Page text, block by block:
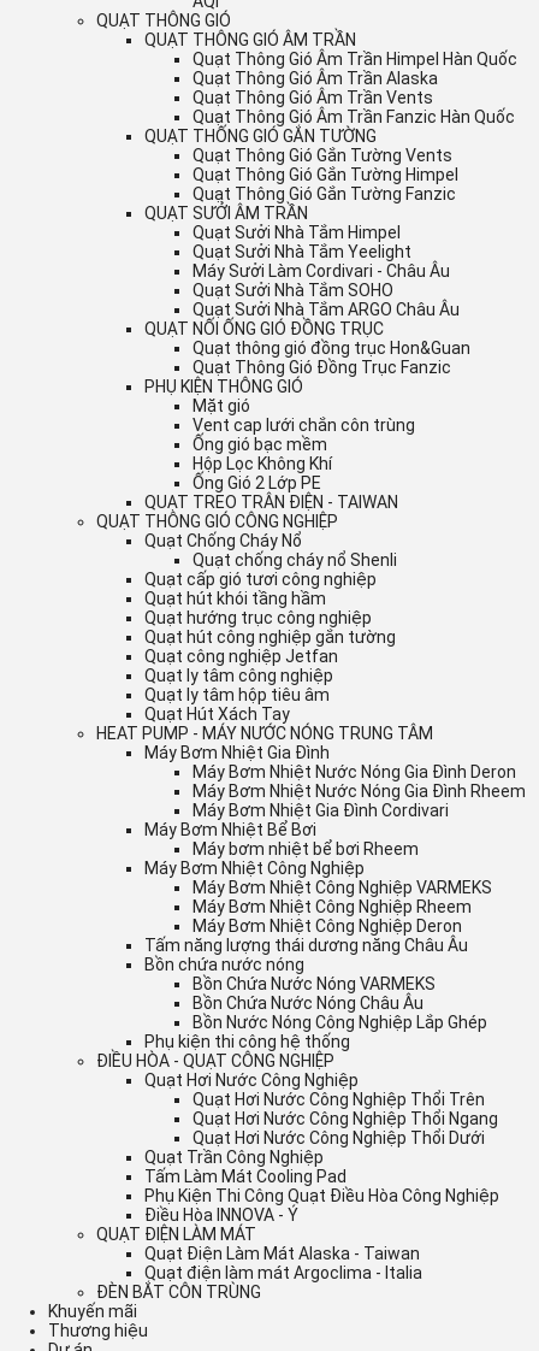
QUẠT THÔNG GIÓ
QUẠT THÔNG GIÓ ÂM TRẦN
Quạt Thông Gió Âm Trần Himpel Hàn Quốc
Quạt Thông Gió Âm Trần Alaska
Quạt Thông Gió Âm Trần Vents
Quạt Thông Gió Âm Trần Fanzic Hàn Quốc
QUẠT THỐNG GIÓ GẮN TƯỜNG
Quạt Thông Gió Gắn Tường Vents
Quạt Thông Gió Gắn Tường Himpel
Quạt Thông Gió Gắn Tường Fanzic
QUẠT SƯỞI ÂM TRẦN
Quạt Sưởi Nhà Tắm Himpel
Quạt Sưởi Nhà Tắm Yeelight
Máy Sưởi Làm Cordivari - Châu Âu
Quạt Sưởi Nhà Tắm SOHO
Quạt Sưởi Nhà Tắm ARGO Châu Âu
QUẠT NỐI ỐNG GIÓ ĐỒNG TRỤC
Quạt thông gió đồng trục Hon&Guan
Quạt Thông Gió Đồng Trục Fanzic
PHỤ KIỆN THÔNG GIÓ
Mặt gió
Vent cap lưới chắn côn trùng
Ống gió bạc mềm
Hộp Lọc Không Khí
Ống Gió 2 Lớp PE
QUẠT TREO TRÂN ĐIỆN - TAIWAN
QUẠT THÔNG GIÓ CÔNG NGHIỆP
Quạt Chống Cháy Nổ
Quạt chống cháy nổ Shenli
Quạt cấp gió tươi công nghiệp
Quạt hút khói tầng hầm
Quạt hướng trục công nghiệp
Quạt hút công nghiệp gắn tường
Quạt công nghiệp Jetfan
Quạt ly tâm công nghiệp
Quạt ly tâm hộp tiêu âm
Quạt Hút Xách Tay
HEAT PUMP - MÁY NƯỚC NÓNG TRUNG TÂM
Máy Bơm Nhiệt Gia Đình
Máy Bơm Nhiệt Nước Nóng Gia Đình Deron
Máy Bơm Nhiệt Nước Nóng Gia Đình Rheem
Máy Bơm Nhiệt Gia Đình Cordivari
Máy Bơm Nhiệt Bể Bơi
Máy bơm nhiệt bể bơi Rheem
Máy Bơm Nhiệt Công Nghiệp
Máy Bơm Nhiệt Công Nghiệp VARMEKS
Máy Bơm Nhiệt Công Nghiệp Rheem
Máy Bơm Nhiệt Công Nghiệp Deron
Tấm năng lượng thái dương năng Châu Âu
Bồn chứa nước nóng
Bồn Chứa Nước Nóng VARMEKS
Bồn Chứa Nước Nóng Châu Âu
Bồn Nước Nóng Công Nghiệp Lắp Ghép
Phụ kiện thi công hệ thống
ĐIỀU HÒA - QUẠT CÔNG NGHIỆP
Quạt Hơi Nước Công Nghiệp
Quạt Hơi Nước Công Nghiệp Thổi Trên
Quạt Hơi Nước Công Nghiệp Thổi Ngang
Quạt Hơi Nước Công Nghiệp Thổi Dưới
Quạt Trần Công Nghiệp
Tấm Làm Mát Cooling Pad
Phụ Kiện Thi Công Quạt Điều Hòa Công Nghiệp
Điều Hòa INNOVA - Ý
QUẠT ĐIỆN LÀM MÁT
Quạt Điện Làm Mát Alaska - Taiwan
Quạt điện làm mát Argoclima - Italia
ĐÈN BẮT CÔN TRÙNG
Khuyến mãi
Thương hiệu